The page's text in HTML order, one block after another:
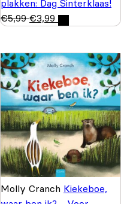
plakken: Dag Sinterklaas!
€5,99 €3,99
Molly Cranch Kiekeboe,